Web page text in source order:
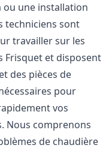
une installation
techniciens sont
travailler sur les
Frisquet et disposent
des pièces de
pour
vos
Nous comprenons
de chaudière